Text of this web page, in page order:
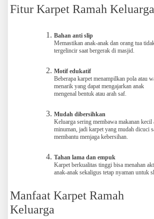
Fitur Karpet Ramah Keluarga
Bahan anti slip
Memastikan anak-anak dan orang tua
tergelincir saat bergerak di masjid.
Motif edukatif
Beberapa karpet menampilkan pola atau
menarik yang dapat mengajarkan anak
mengenal bentuk atau arah saf.
Mudah dibersihkan
Keluarga sering membawa makanan kecil
minuman, jadi karpet yang mudah dicuci
membantu menjaga kebersihan.
Tahan lama dan empuk
Karpet berkualitas tinggi bisa menahan
anak-anak sekaligus tetap nyaman untuk
Manfaat Karpet Ramah
Keluarga